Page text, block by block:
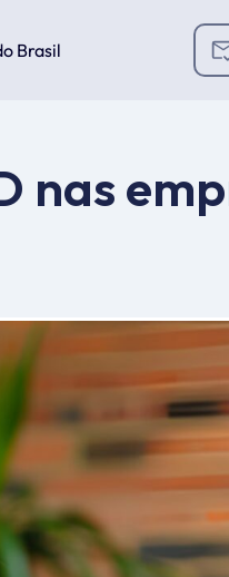
Brasil
nas